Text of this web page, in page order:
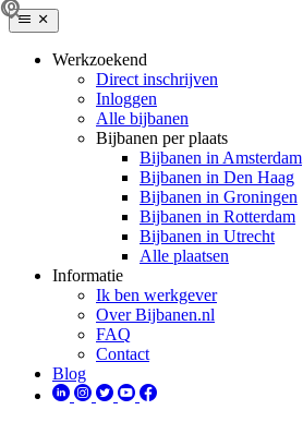
Werkzoekend
Direct inschrijven
Inloggen
Alle bijbanen
Bijbanen per plaats
Bijbanen in Amsterdam
Bijbanen in Den Haag
Bijbanen in Groningen
Bijbanen in Rotterdam
Bijbanen in Utrecht
Alle plaatsen
Informatie
Ik ben werkgever
Over Bijbanen.nl
FAQ
Contact
Blog